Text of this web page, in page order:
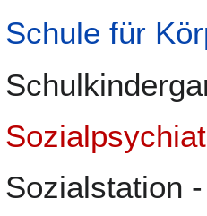
Schule für
Sozialstation